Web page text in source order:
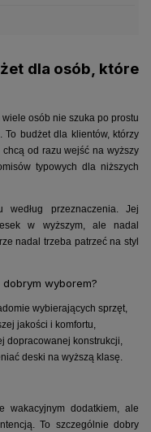
dla osób, które
wiele osób nie szuka po prostu
To budżet dla klientów, którzy
od razu wejść na wyższy
typowych dla niższych
przeznaczenia. Jej
w wyższym, ale nadal
nadal trzeba patrzeć na styl
wyborem?
wybierających sprzęt,
jakości i komfortu,
dopracowanej konstrukcji,
deski na wyższą klasę.
wakacyjnym dodatkiem, ale
To szczególnie dobry